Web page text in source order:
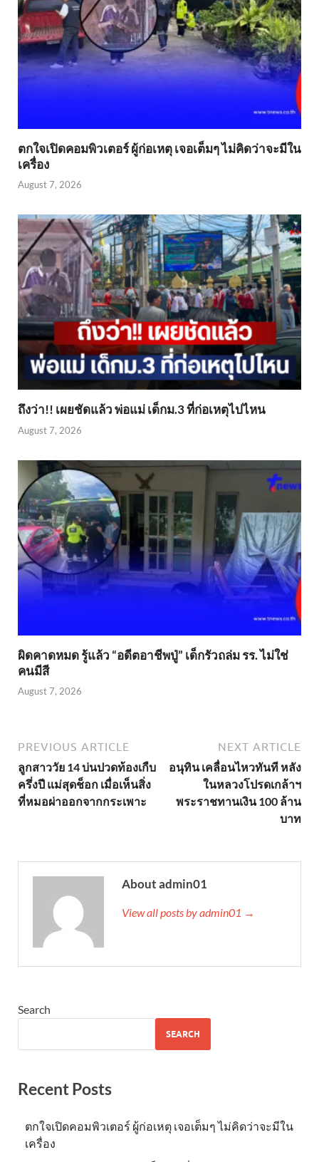
ตกใจเปิดคอมพิวเตอร์ ผู้ก่อเหตุ เจอเต็มๆ ไม่คิดว่าจะมีใน
เครื่อง
August 7, 2026
ถึงว่า!! เผยชัดแล้ว พ่อแม่ เด็กม.3 ที่ก่อเหตุไปไหน
August 7, 2026
ผิดคาดหมด รู้แล้ว “อดีตอาชีพปู่” เด็กรัวถล่ม รร. ไม่ใช่
คนมีสี
August 7, 2026
PREVIOUS ARTICLE
ลูกสาววัย 14 บ่นปวดท้องเกืบ
ครึ่งปี แม่สุดช็อก เมื่อเห็นสิ่ง
ที่หมอผ่าออกจากกระเพาะ
NEXT ARTICLE
อนุทิน เคลื่อนไหวทันที หลัง
ในหลวงโปรดเกล้าฯ
พระราชทานเงิน 100 ล้าน
บาท
About admin01
View all posts by admin01 →
Search
SEARCH
Recent Posts
ตกใจเปิดคอมพิวเตอร์ ผู้ก่อเหตุ เจอเต็มๆ ไม่คิดว่าจะมีใน
เครื่อง